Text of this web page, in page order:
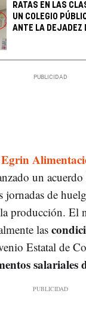
RATAS EN LAS
UN COLEGIO
ANTE LA DEJADEZ
Egrin
un
jornadas de
producción. El
las
Estatal de
salariales